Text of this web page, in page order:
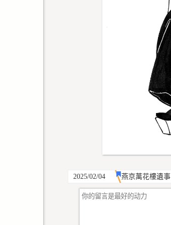
2025/02/04 燕京萬花樓遺事